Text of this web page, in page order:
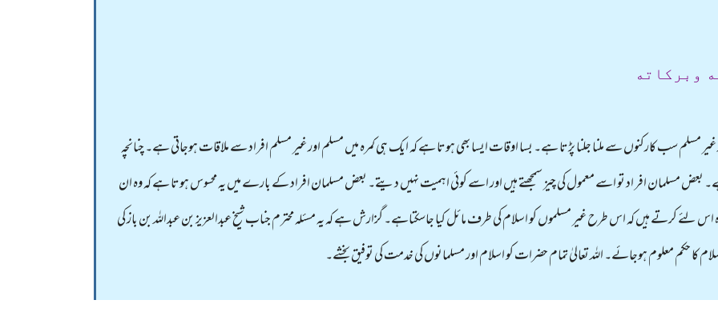
وبركاته
مسلم سب کارکنوں سے ملنا جلنا پڑتا ہے۔ بسا اوقات ایسا بھی ہوتا ہے کہ ایک ہی کمرہ میں مسلم اور غیر مسلم افراد سے ملاقات ہوجاتی ہے۔ چنانچہ
بعض مسلمان افر اد تو اسے معمول کی چیز سمجھتے ہیں اور اسے کوئی اہمیت نہیں دیتے۔ بعض مسلمان افراد کے بارے میں یہ محسوس ہوتا ہے کہ وہ ان
لئے کرتے ہیں کہ اس طرح غیر مسلموں کو اسلام کی طرف مائل کیا جاسکتاہے۔ گزارش ہے کہ یہ مسئلہ محترم جناب شیخ عبدالعزیز بن عبداللہ بن باز کی
کا حکم معلوم ہوجائے۔ اللہ تعالیٰ تمام حضرات کو اسلام اور مسلمانوں کی خدمت کی توفیق بخشے۔